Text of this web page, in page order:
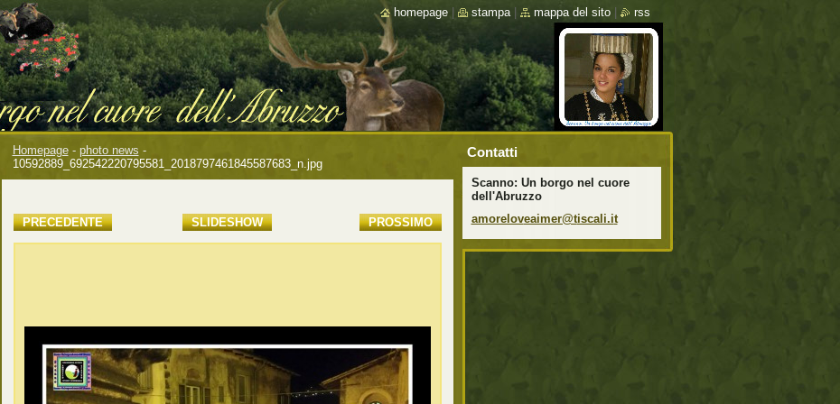
Homepage - photo news -
10592889_692542220795581_2018797461845587683_n.jpg
PRECEDENTE SLIDESHOW
PROSSIMO
Contatti
Scanno: Un borgo nel cuore
dell'Abruzzo
amoreloveaimer@tiscali.it
homepage stampa mappa del sito rss